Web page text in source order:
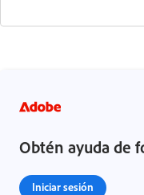
Obtén ayuda de
Iniciar sesión